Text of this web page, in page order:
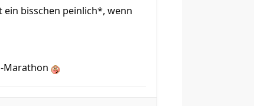
ein bisschen peinlich*, wenn
Marathon